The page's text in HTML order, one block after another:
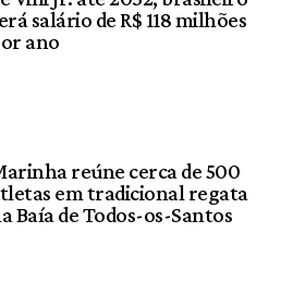
salário de R$ 118 milhões
ano
reúne cerca de 500
em tradicional regata
Baía de Todos-os-Santos